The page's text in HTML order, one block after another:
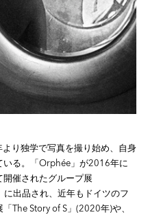
り独学で写真を撮り始め、自身
いる。「Orphée」が2016年に
開催されたグループ展
に出品され、近年もドイツのフ
The Story of S」(2020年)や、